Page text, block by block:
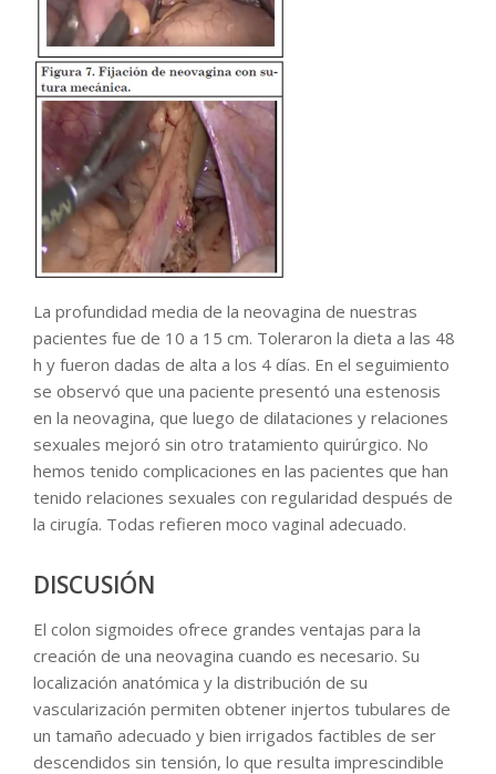
La profundidad media de la neovagina de nuestras
pacientes fue de 10 a 15 cm. Toleraron la dieta a las 48
h y fueron dadas de alta a los 4 días. En el seguimiento
se observó que una paciente presentó una estenosis
en la neovagina, que luego de dilataciones y relaciones
sexuales mejoró sin otro tratamiento quirúrgico. No
hemos tenido complicaciones en las pacientes que han
tenido relaciones sexuales con regularidad después de
la cirugía. Todas refieren moco vaginal adecuado.
DISCUSIÓN
El colon sigmoides ofrece grandes ventajas para la
creación de una neovagina cuando es necesario. Su
localización anatómica y la distribución de su
vascularización permiten obtener injertos tubulares de
un tamaño adecuado y bien irrigados factibles de ser
descendidos sin tensión, lo que resulta imprescindible